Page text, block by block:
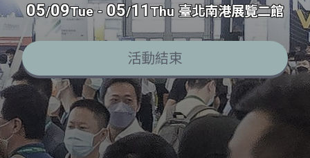
05/09Tue - 05/11Thu 臺北南港展覽二館
活動結束